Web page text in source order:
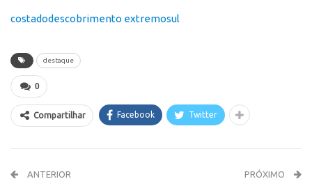
costadodescobrimento extremosul
destaque
0
Compartilhar Facebook Twitter
ANTERIOR PRÓXIMO